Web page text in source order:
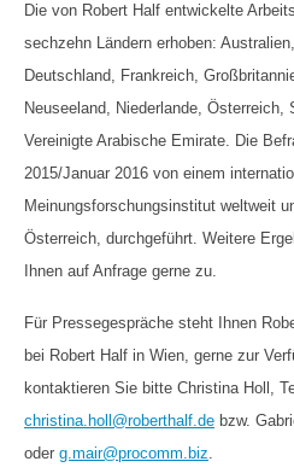
Die von Robert Half entwickelte
sechzehn Ländern erhoben:
Deutschland, Frankreich,
Neuseeland, Niederlande, Österreich,
Vereinigte Arabische Emirate. Die
2015/Januar 2016 von einem
Meinungsforschungsinstitut weltweit
Österreich, durchgeführt. Weitere
Ihnen auf Anfrage gerne zu.
Für Pressegespräche steht Ihnen
bei Robert Half in Wien, gerne zur
kontaktieren Sie bitte Christina Holl,
christina.holl@roberthalf.de bzw.
oder g.mair@procomm.biz.